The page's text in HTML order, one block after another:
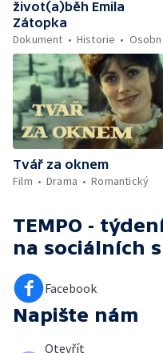
život(a)běh Emila
Zátopka
Dokument
Historie
Tvář za oknem
Film
Drama Romantický
TEMPO -
na sociálních
Facebook
Napište nám
Otevřít